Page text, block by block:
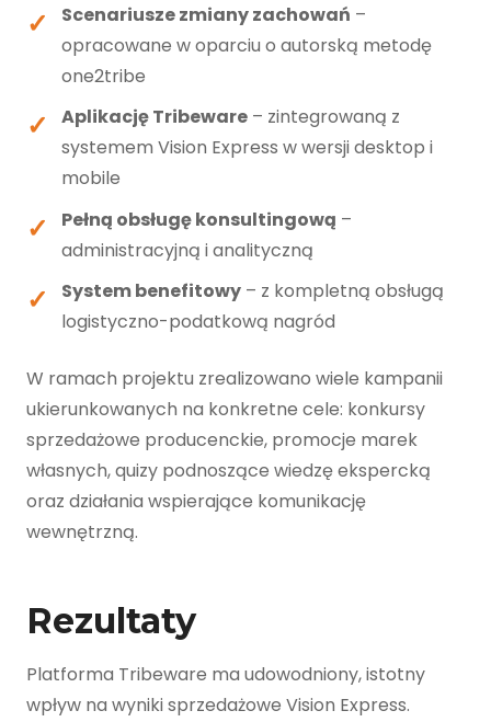
Scenariusze zmiany zachowań –
opracowane w oparciu o autorską metodę
one2tribe
Aplikację Tribeware – zintegrowaną z
systemem Vision Express w wersji desktop i
mobile
Pełną obsługę konsultingową –
administracyjną i analityczną
System benefitowy – z kompletną obsługą
logistyczno-podatkową nagród
W ramach projektu zrealizowano wiele kampanii
ukierunkowanych na konkretne cele: konkursy
sprzedażowe producenckie, promocje marek
własnych, quizy podnoszące wiedzę ekspercką
oraz działania wspierające komunikację
wewnętrzną.
Rezultaty
Platforma Tribeware ma udowodniony, istotny
wpływ na wyniki sprzedażowe Vision Express.